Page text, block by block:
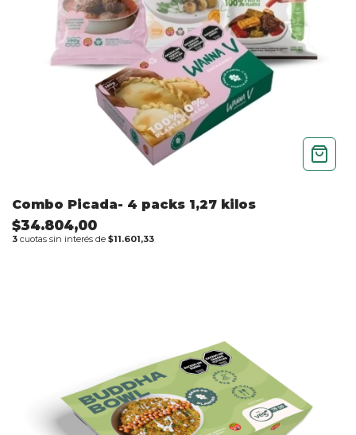
Combo Picada- 4 packs 1,27 kilos
$34.804,00
3 cuotas sin interés de $11.601,33